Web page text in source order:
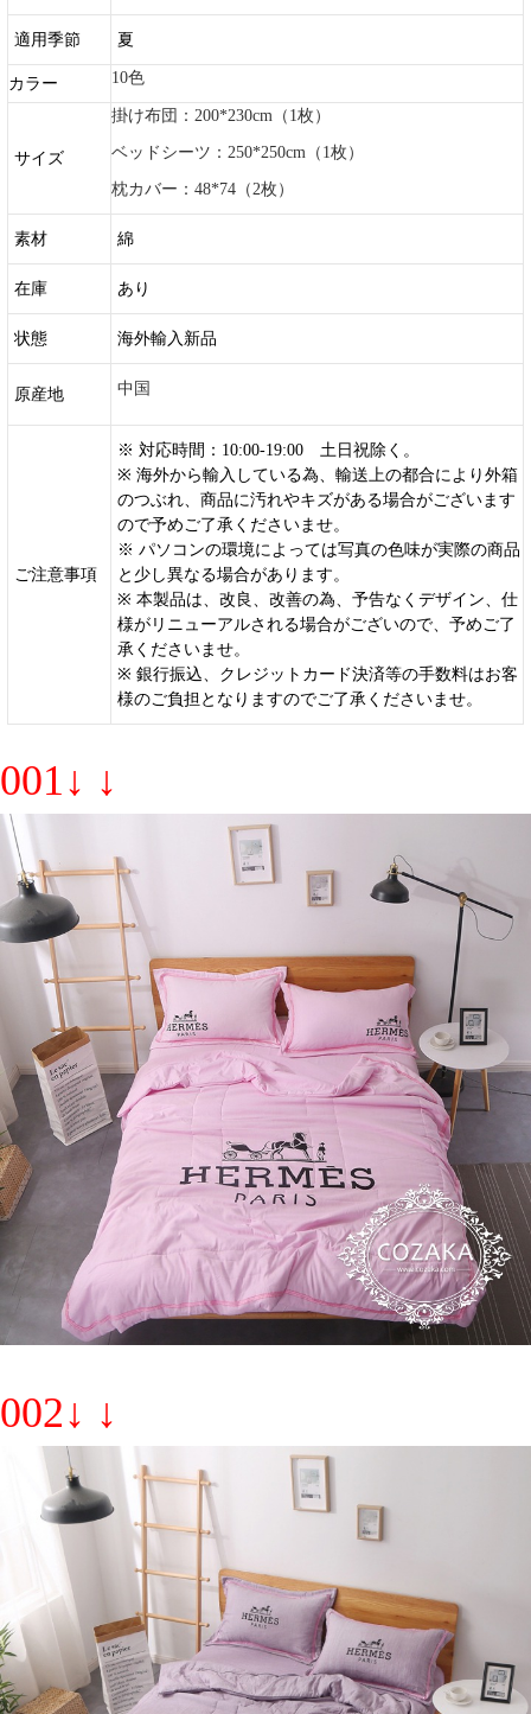
適用季節 夏
カラー 10色
サイズ
掛け布団：200*230cm（1枚）
ベッドシーツ：250*250cm（1枚）
枕カバー：48*74（2枚）
素材 綿
在庫 あり
状態 海外輸入新品
原産地 中国
ご注意事項
※ 対応時間：10:00-19:00 土日祝除く。
※ 海外から輸入している為、輸送上の都合により外箱
のつぶれ、商品に汚れやキズがある場合がございます
ので予めご了承くださいませ。
※ パソコンの環境によっては写真の色味が実際の商品
と少し異なる場合があります。
※ 本製品は、改良、改善の為、予告なくデザイン、仕
様がリニューアルされる場合がございので、予めご了
承くださいませ。
※ 銀行振込、クレジットカード決済等の手数料はお客
様のご負担となりますのでご了承くださいませ。
001↓ ↓
002↓ ↓